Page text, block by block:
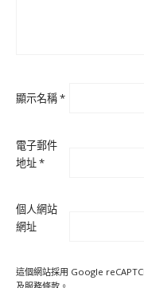
顯示名稱*
電子郵件
地址*
個人網站
網址
這個網站採用 Google